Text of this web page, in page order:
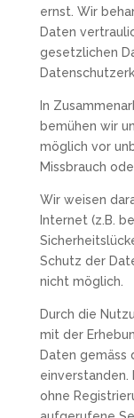
ernst. Wir
Daten
gesetzlichen
In
bemühen wir
möglich vor
Missbrauch
Wir weisen
Internet (z.B.
Schutz der
nicht möglich.
Durch die
mit der
Daten gemäss
einverstanden.
ohne